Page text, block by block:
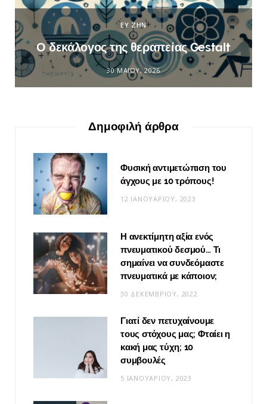
ΕΥ ΖΗΝ
Ο δεκάλογος της θεραπείας Gestalt
30 ΜΑΪ́ΟΥ, 2026
Δημοφιλή άρθρα
Φυσική αντιμετώπιση του
άγχους με 10 τρόπους!
12 ΙΑΝΟΥΑΡΊΟΥ, 2023
Η ανεκτίμητη αξία ενός
πνευματικού δεσμού… Τι
σημαίνει να συνδεόμαστε
πνευματικά με κάποιον;
30 ΔΕΚΕΜΒΡΊΟΥ, 2022
Γιατί δεν πετυχαίνουμε
τους στόχους μας; Φταίει η
κακή μας τύχη; 10
συμβουλές
5 ΙΑΝΟΥΑΡΊΟΥ, 2023